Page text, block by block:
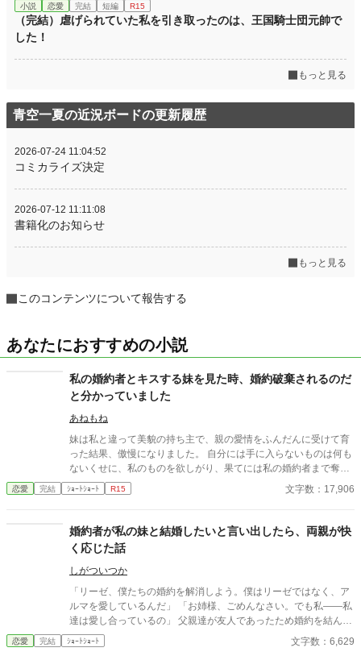
小説 恋愛 完結 短編 R15
（完結）虐げられていた私を引き取ったのは、王国騎士団元帥で
した！
もっと見る
青空一夏の近況ボードの更新履歴
2026-07-24 11:04:52
コミカライズ決定
2026-07-12 11:11:08
書籍化のお知らせ
もっと見る
このコンテンツについて報告する
あなたにおすすめの小説
私の婚約者とキスする妹を見た時、婚約破棄されるのだ
と分かっていました
あねもね
妹は私と違って美貌の持ち主で、親の愛情をふんだんに受けて育
った結果、傲慢になりました。 自分には手に入らないものは何も
ないくせに、私のものを欲しがり、果てには私の婚約者まで奪い
ました。 その時分かりました。婚約破棄されるのだと……。
恋愛 完結 ｼｮｰﾄｼｮｰﾄ R15 文字数：17,906
婚約者が私の妹と結婚したいと言い出したら、両親が快
く応じた話
しがついつか
「リーゼ、僕たちの婚約を解消しよう。僕はリーゼではなく、ア
ルマを愛しているんだ」 「お姉様、ごめんなさい。でも私――私
達は愛し合っているの」 父親達が友人であったため婚約を結んだ
リーゼ・マイヤーとダニエル・ミュラー。 ある日ダニエルに呼び
出されたリーゼは、彼の口から婚約の解消と、彼女の妹のアルマ
恋愛 完結 ｼｮｰﾄｼｮｰﾄ 文字数：6,629